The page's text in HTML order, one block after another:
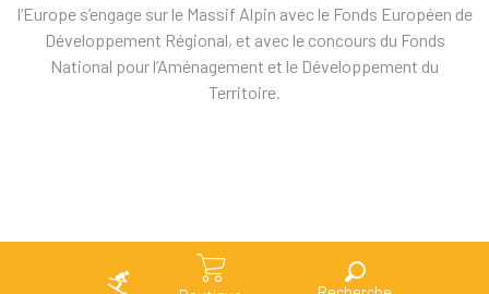
l’Europe s’engage sur le Massif Alpin avec le Fonds Européen de
Développement Régional, et avec le concours du Fonds
National pour l’Aménagement et le Développement du
Territoire.